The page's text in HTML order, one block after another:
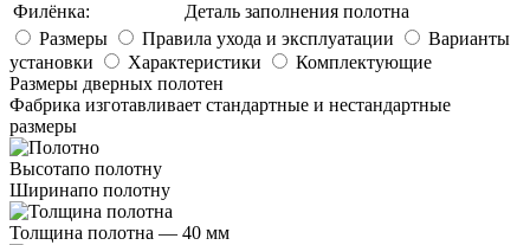
Филёнка:
Деталь заполнения полотна
Размеры
Правила ухода и эксплуатации
Варианты
установки
Характеристики
Комплектующие
Размеры дверных полотен
Фабрика изготавливает стандартные и нестандартные
размеры
Высотапо полотну
Ширинапо полотну
Толщина полотна — 40 мм